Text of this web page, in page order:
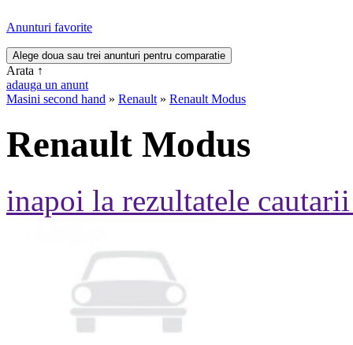
Anunturi favorite
Arata ↑
adauga un anunt
Masini second hand » Renault » Renault Modus
Renault Modus
inapoi la rezultatele